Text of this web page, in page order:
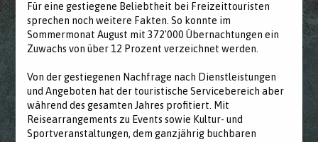
Für eine gestiegene Beliebtheit bei Freizeittouristen
sprechen noch weitere Fakten. So konnte im
Sommermonat August mit 372'000 Übernachtungen ein
Zuwachs von über 12 Prozent verzeichnet werden.
Von der gestiegenen Nachfrage nach Dienstleistungen
und Angeboten hat der touristische Servicebereich aber
während des gesamten Jahres profitiert. Mit
Reisearrangements zu Events sowie Kultur- und
Sportveranstaltungen, dem ganzjährig buchbaren